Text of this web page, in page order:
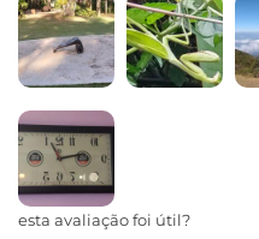
esta avaliação foi útil?